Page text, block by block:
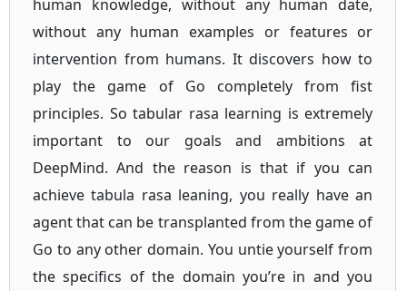
human knowledge, without any human date,
without any human examples or features or
intervention from humans. It discovers how to
play the game of Go completely from fist
principles. So tabular rasa learning is extremely
important to our goals and ambitions at
DeepMind. And the reason is that if you can
achieve tabula rasa leaning, you really have an
agent that can be transplanted from the game of
Go to any other domain. You untie yourself from
the specifics of the domain you’re in and you